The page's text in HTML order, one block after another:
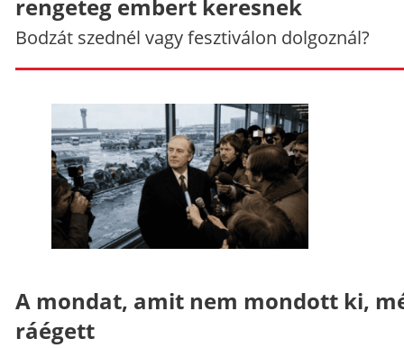
rengeteg embert keresnek
Bodzát szednél vagy fesztiválon dolgoznál?
A mondat, amit nem mondott ki,
ráégett